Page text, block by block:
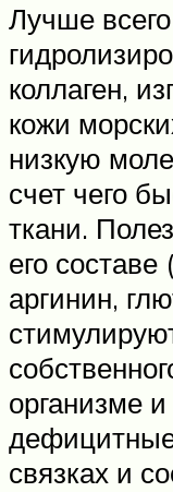
Лучше
коллаген,
кожи
низкую
счет чего
ткани.
его составе
аргинин,
организме
дефицитные
связках и